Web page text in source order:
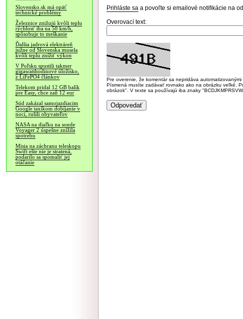
Slovensko.sk má opäť
technické problémy
Železnice znižujú kvôli teplu
rýchlosť iba na 50 km/h,
spôsobuje to meškanie
Ďalšia jadrová elektráreň
južne od Slovenska musela
kvôli teplu znížiť výkon
V Poľsku spustili takmer
gigawatthodinové úložisko,
z LiFePO4 článkov
Telekom pridal 12 GB balík
pre Easy, chce zaň 12 eur
Súd zakázal samojazdiacim
Google taxíkom dobíjanie v
noci, rušili obyvateľov
NASA na diaľku na sonde
Voyager 2 úspešne znížila
spotrebu
Misia na záchranu teleskopu
Swift ešte nie je stratená,
podarilo sa spomaliť jej
otáčanie
Prihláste sa a povoľte si emailové notifikácie na
Overovací text:
Pre overenie, že komentár sa nepridáva
Písmená musíte zadávať rovnako ako na obrázku veľké.
obrázok". V texte sa používajú iba znaky